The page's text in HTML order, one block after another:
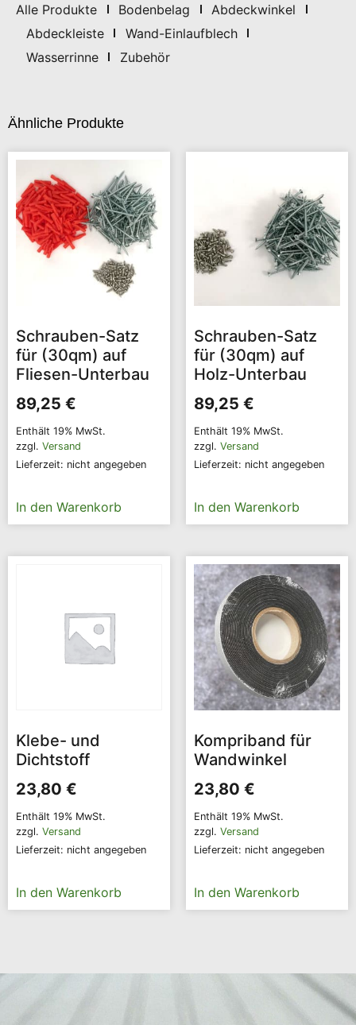
Alle Produkte Bodenbelag
Abdeckwinkel
Abdeckleiste
Wand-Einlaufblech
Wasserrinne
Zubehör
Ähnliche Produkte
Schrauben-Satz
für (30qm) auf
Fliesen-Unterbau
89,25 €
Enthält 19% MwSt.
zzgl. Versand
Lieferzeit: nicht angegeben
In den Warenkorb
Schrauben-Satz
für (30qm) auf
Holz-Unterbau
89,25 €
Enthält 19% MwSt.
zzgl. Versand
Lieferzeit: nicht angegeben
In den Warenkorb
Klebe- und
Dichtstoff
23,80 €
Enthält 19% MwSt.
zzgl. Versand
Lieferzeit: nicht angegeben
In den Warenkorb
Kompriband für
Wandwinkel
23,80 €
Enthält 19% MwSt.
zzgl. Versand
Lieferzeit: nicht angegeben
In den Warenkorb